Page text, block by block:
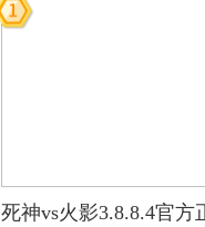
死神vs火影3.8.8.4官方